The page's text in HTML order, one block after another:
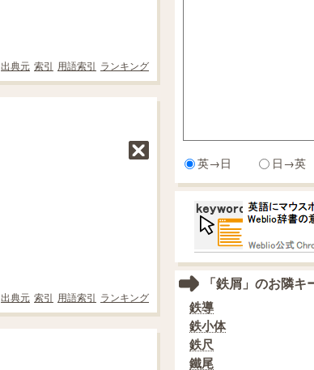
出典元 索引 用語索引 ランキング
出典元 索引 用語索引 ランキング
英→日 日→英
「鉄屑」のお隣キ
鉄導
鉄小体
鉄尺
鐵尾